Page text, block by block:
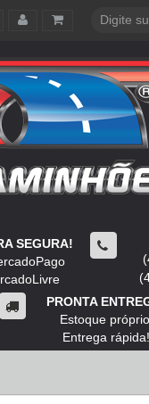
SEGURA!
PRONTA
Estoque
Entrega rápida!